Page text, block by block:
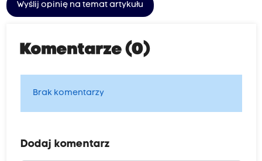
Wyślij opinię na temat artykułu
Komentarze (0)
Brak komentarzy
Dodaj komentarz